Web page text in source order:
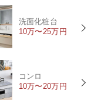
洗面化粧台
10万〜25万円
コンロ
10万〜20万円